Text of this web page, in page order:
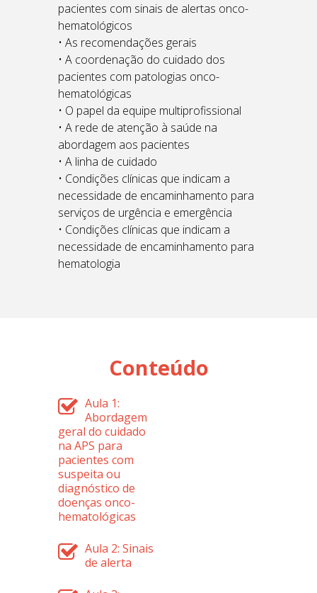
pacientes com sinais de alertas onco-
hematológicos
• As recomendações gerais
• A coordenação do cuidado dos
pacientes com patologias onco-
hematológicas
• O papel da equipe multiprofissional
• A rede de atenção à saúde na
abordagem aos pacientes
• A linha de cuidado
• Condições clínicas que indicam a
necessidade de encaminhamento para
serviços de urgência e emergência
• Condições clínicas que indicam a
necessidade de encaminhamento para
hematologia
Conteúdo
Aula 1:
Abordagem
geral do cuidado
na APS para
pacientes com
suspeita ou
diagnóstico de
doenças onco-
hematológicas
Aula 2: Sinais
de alerta